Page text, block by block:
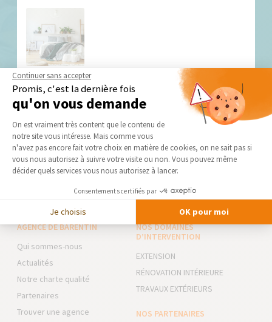
Transformer une pièce en chambre : le guide
complet
Vous avez une pièce inoccupée dans votre maison à
VOIR TOUS LES CONSEILS ET INFOS
AGENCE DE BARENTIN
Qui sommes-nous
Actualités
Notre charte qualité
Partenaires
Trouver une agence
NOS DOMAINES
D’INTERVENTION
EXTENSION
RÉNOVATION INTÉRIEURE
TRAVAUX EXTÉRIEURS
NOS PARTENAIRES
Continuer sans accepter
Promis, c'est la dernière fois
qu'on vous demande
Plateforme de Gestion du
On est vraiment très content que le contenu de
notre site vous intéresse. Mais comme vous
n'avez pas encore fait votre choix en matière de cookies, on ne sait pas si
vous nous autorisez à suivre votre visite ou non. Vous pouvez même
décider quels services vous nous autorisez à lancer.
Consentements certifiés par
Je choisis OK pour moi
Axeptio consent